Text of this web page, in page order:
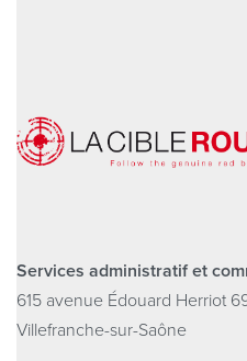
Services administratif et
615 avenue Édouard Herriot
Villefranche-sur-Saône